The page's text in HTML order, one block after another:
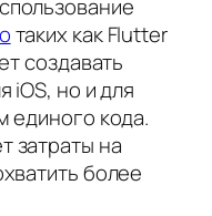
таких как Flutter
создавать
iOS, но и для
единого кода.
затраты на
более